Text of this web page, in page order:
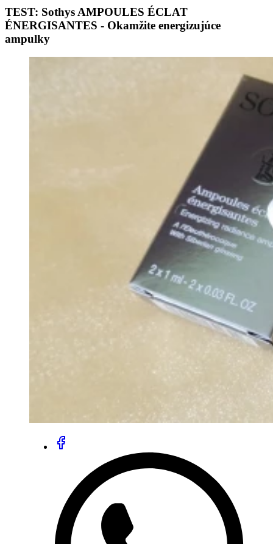
TEST: Sothys AMPOULES ÉCLAT
ÉNERGISANTES - Okamžite energizujúce
ampulky